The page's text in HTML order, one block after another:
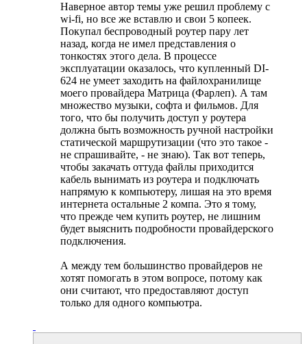
Наверное автор темы уже решил проблему с
wi-fi, но все же вставлю и свои 5 копеек.
Покупал беспроводный роутер пару лет
назад, когда не имел представления о
тонкостях этого дела. В процессе
эксплуатации оказалось, что купленный DI-
624 не умеет заходить на файлохранилище
моего провайдера Матрица (Фарлеп). А там
множество музыки, софта и фильмов. Для
того, что бы получить доступ у роутера
должна быть возможность ручной настройки
статической маршрутизации (что это такое -
не спрашивайте, - не знаю). Так вот теперь,
чтобы закачать оттуда файлы приходится
кабель вынимать из роутера и подключать
напрямую к компьютеру, лишая на это время
интернета остальные 2 компа. Это я тому,
что прежде чем купить роутер, не лишним
будет выяснить подробности провайдерского
подключения.
А между тем большинство провайдеров не
хотят помогать в этом вопросе, потому как
они считают, что предоставляют доступ
только для одного компьютра.